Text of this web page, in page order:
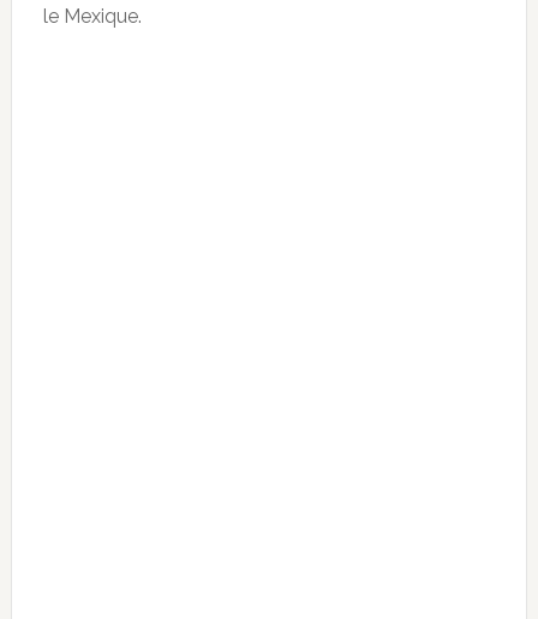
le Mexique.